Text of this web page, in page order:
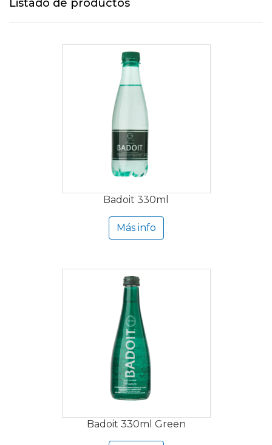
Listado de productos
Badoit 330ml
Más info
Badoit 330ml Green